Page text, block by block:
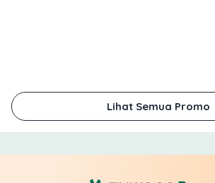
Lihat Semua Promo